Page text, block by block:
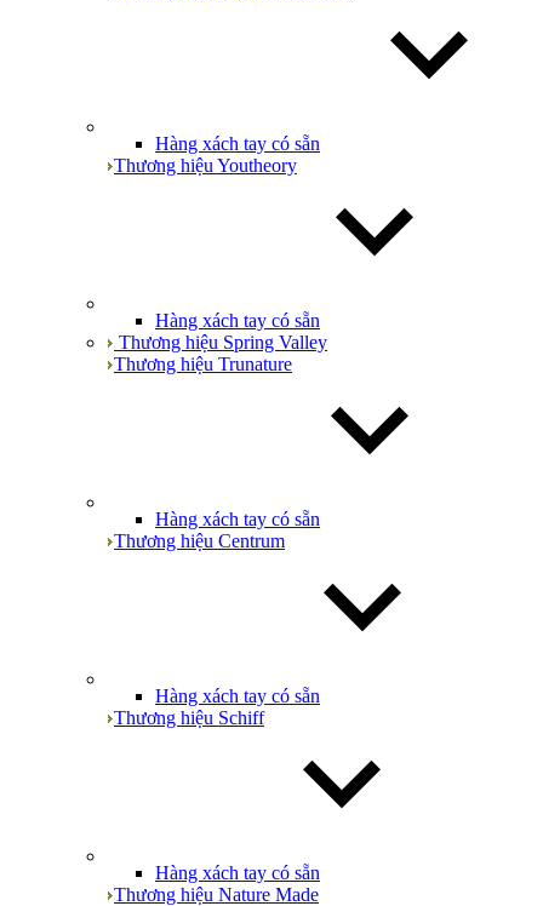
Hàng xách tay có sẵn
Thương hiệu Youtheory
Hàng xách tay có sẵn
Thương hiệu Spring Valley
Thương hiệu Trunature
Hàng xách tay có sẵn
Thương hiệu Centrum
Hàng xách tay có sẵn
Thương hiệu Schiff
Hàng xách tay có sẵn
Thương hiệu Nature Made